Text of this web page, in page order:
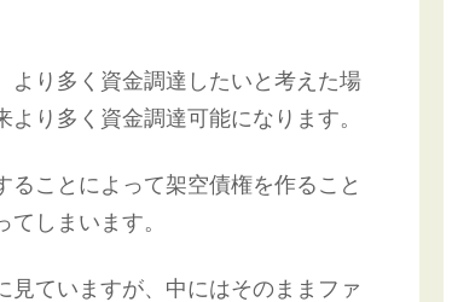
より多く資金調達したいと考えた場
り多く資金調達可能になります。
ことによって架空債権を作ること
しまいます。
見ていますが、中にはそのままファ